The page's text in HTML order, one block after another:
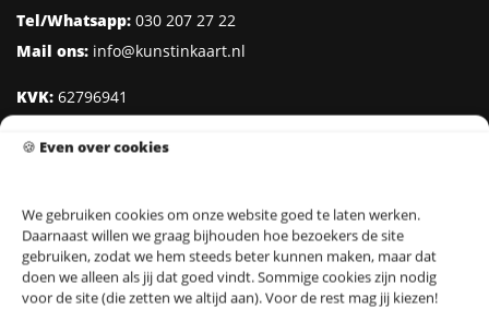
🍪 Even over cookies
We gebruiken cookies om onze website goed te laten werken.
Daarnaast willen we graag bijhouden hoe bezoekers de site
gebruiken, zodat we hem steeds beter kunnen maken, maar dat
doen we alleen als jij dat goed vindt. Sommige cookies zijn nodig
voor de site (die zetten we altijd aan). Voor de rest mag jij kiezen!
Tel/Whatsapp: 030 207 27 22
Mail ons: info@kunstinkaart.nl
KVK: 62796941
IBAN:NL95 INGB 0006 8527 18
Klantenservice
Over Kunst in Kaart